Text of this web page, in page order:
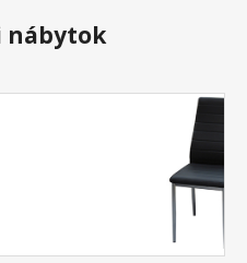
nábytok